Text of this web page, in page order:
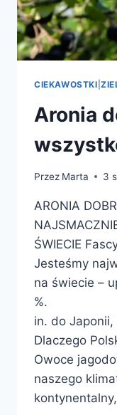
CIEKAWOSTKI |
Aronia
Przez Marta 3
ARONIA
ŚWIECIE
Jesteśmy
na świecie –
%. 90 %
in. do
Dlaczego
Owoce
naszego